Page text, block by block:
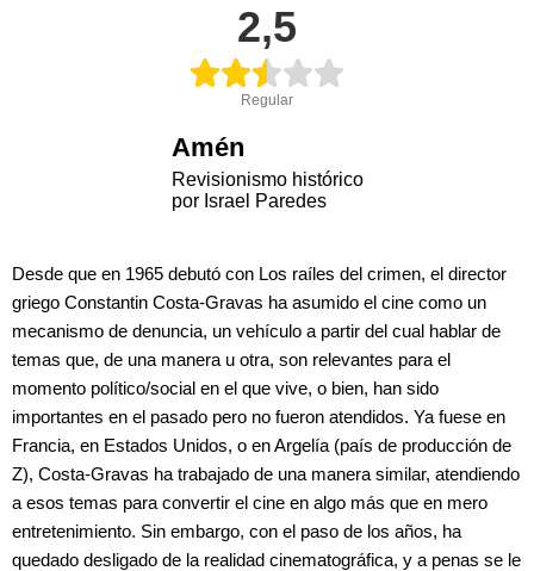
2,5
Regular
Amén
Revisionismo histórico
por Israel Paredes
Desde que en 1965 debutó con Los raíles del crimen, el director
griego Constantin Costa-Gravas ha asumido el cine como un
mecanismo de denuncia, un vehículo a partir del cual hablar de
temas que, de una manera u otra, son relevantes para el
momento político/social en el que vive, o bien, han sido
importantes en el pasado pero no fueron atendidos. Ya fuese en
Francia, en Estados Unidos, o en Argelía (país de producción de
Z), Costa-Gravas ha trabajado de una manera similar, atendiendo
a esos temas para convertir el cine en algo más que en mero
entretenimiento. Sin embargo, con el paso de los años, ha
quedado desligado de la realidad cinematográfica, y a penas se le